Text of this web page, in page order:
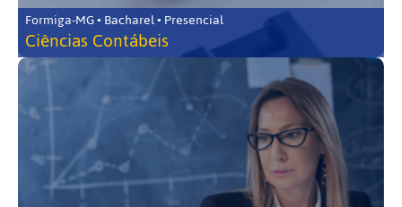
Formiga-MG • Bacharel • Presencial
Ciências Contábeis